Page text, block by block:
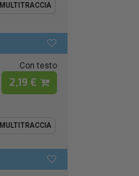
MULTITRACCIA
Con testo
2,19 €
MULTITRACCIA